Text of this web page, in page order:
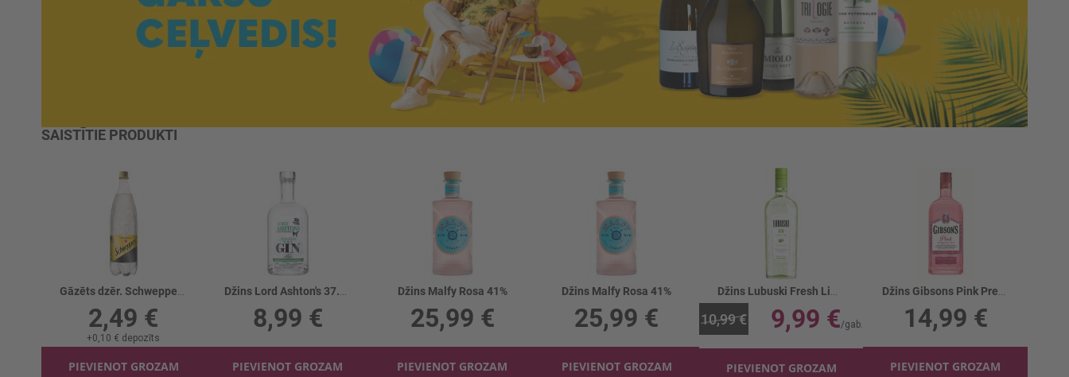
SAISTĪTIE PRODUKTI
Gāzēts dzēr. Schweppes Tonic gāzēts
2,49 €
+0,10 € depozīts
PIEVIENOT GROZAM
Džins Lord Ashton's 37.5%
8,99 €
PIEVIENOT GROZAM
Džins Malfy Rosa 41%
25,99 €
PIEVIENOT GROZAM
Džins Malfy Rosa 41%
25,99 €
PIEVIENOT GROZAM
Džins Lubuski Fresh Lime 37.5%
10,99 € 9,99 €
PIEVIENOT GROZAM
Džins Gibsons Pink Premium 37.5%
14,99 €
PIEVIENOT GROZAM